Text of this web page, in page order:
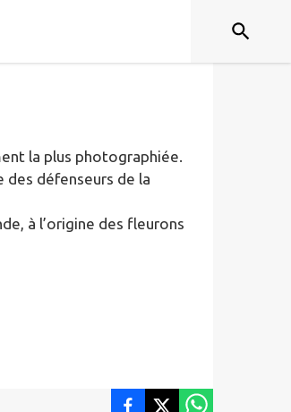
la plus photographiée.
des défenseurs de la
à l’origine des fleurons